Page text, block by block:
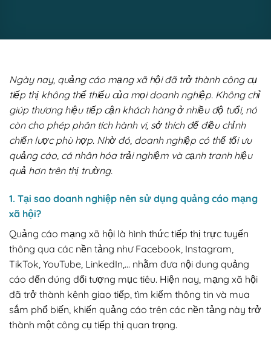
Ngày nay, quảng cáo mạng xã hội đã trở thành công cụ
tiếp thị không thể thiếu của mọi doanh nghiệp. Không chỉ
giúp thương hiệu tiếp cận khách hàng ở nhiều độ tuổi, nó
còn cho phép phân tích hành vi, sở thích để điều chỉnh
chiến lược phù hợp. Nhờ đó, doanh nghiệp có thể tối ưu
quảng cáo, cá nhân hóa trải nghiệm và cạnh tranh hiệu
quả hơn trên thị trường.
1. Tại sao doanh nghiệp nên sử dụng quảng cáo mạng
xã hội?
Quảng cáo mạng xã hội là hình thức tiếp thị trực tuyến
thông qua các nền tảng như Facebook, Instagram,
TikTok, YouTube, LinkedIn,… nhằm đưa nội dung quảng
cáo đến đúng đối tượng mục tiêu. Hiện nay, mạng xã hội
đã trở thành kênh giao tiếp, tìm kiếm thông tin và mua
sắm phổ biến, khiến quảng cáo trên các nền tảng này trở
thành một công cụ tiếp thị quan trọng.